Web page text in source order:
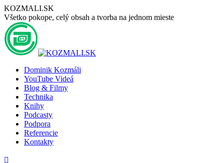
Preskočiť
na
obsah
KOZMALI.SK
Všetko pokope, celý obsah a tvorba na jednom mieste
Dominik Kozmáli
YouTube Videá
Blog & Filmy
Technika
Knihy
Podcasty
Podpora
Referencie
Kontakty
Stránka
Stránka
Stránka